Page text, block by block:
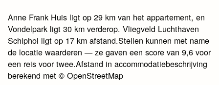
Anne Frank Huis ligt op 29 km van het appartement, en
Vondelpark ligt 30 km verderop. Vliegveld Luchthaven
Schiphol ligt op 17 km afstand.Stellen kunnen met name
de locatie waarderen — ze gaven een score van 9,6 voor
een reis voor twee.Afstand in accommodatiebeschrijving
berekend met © OpenStreetMap